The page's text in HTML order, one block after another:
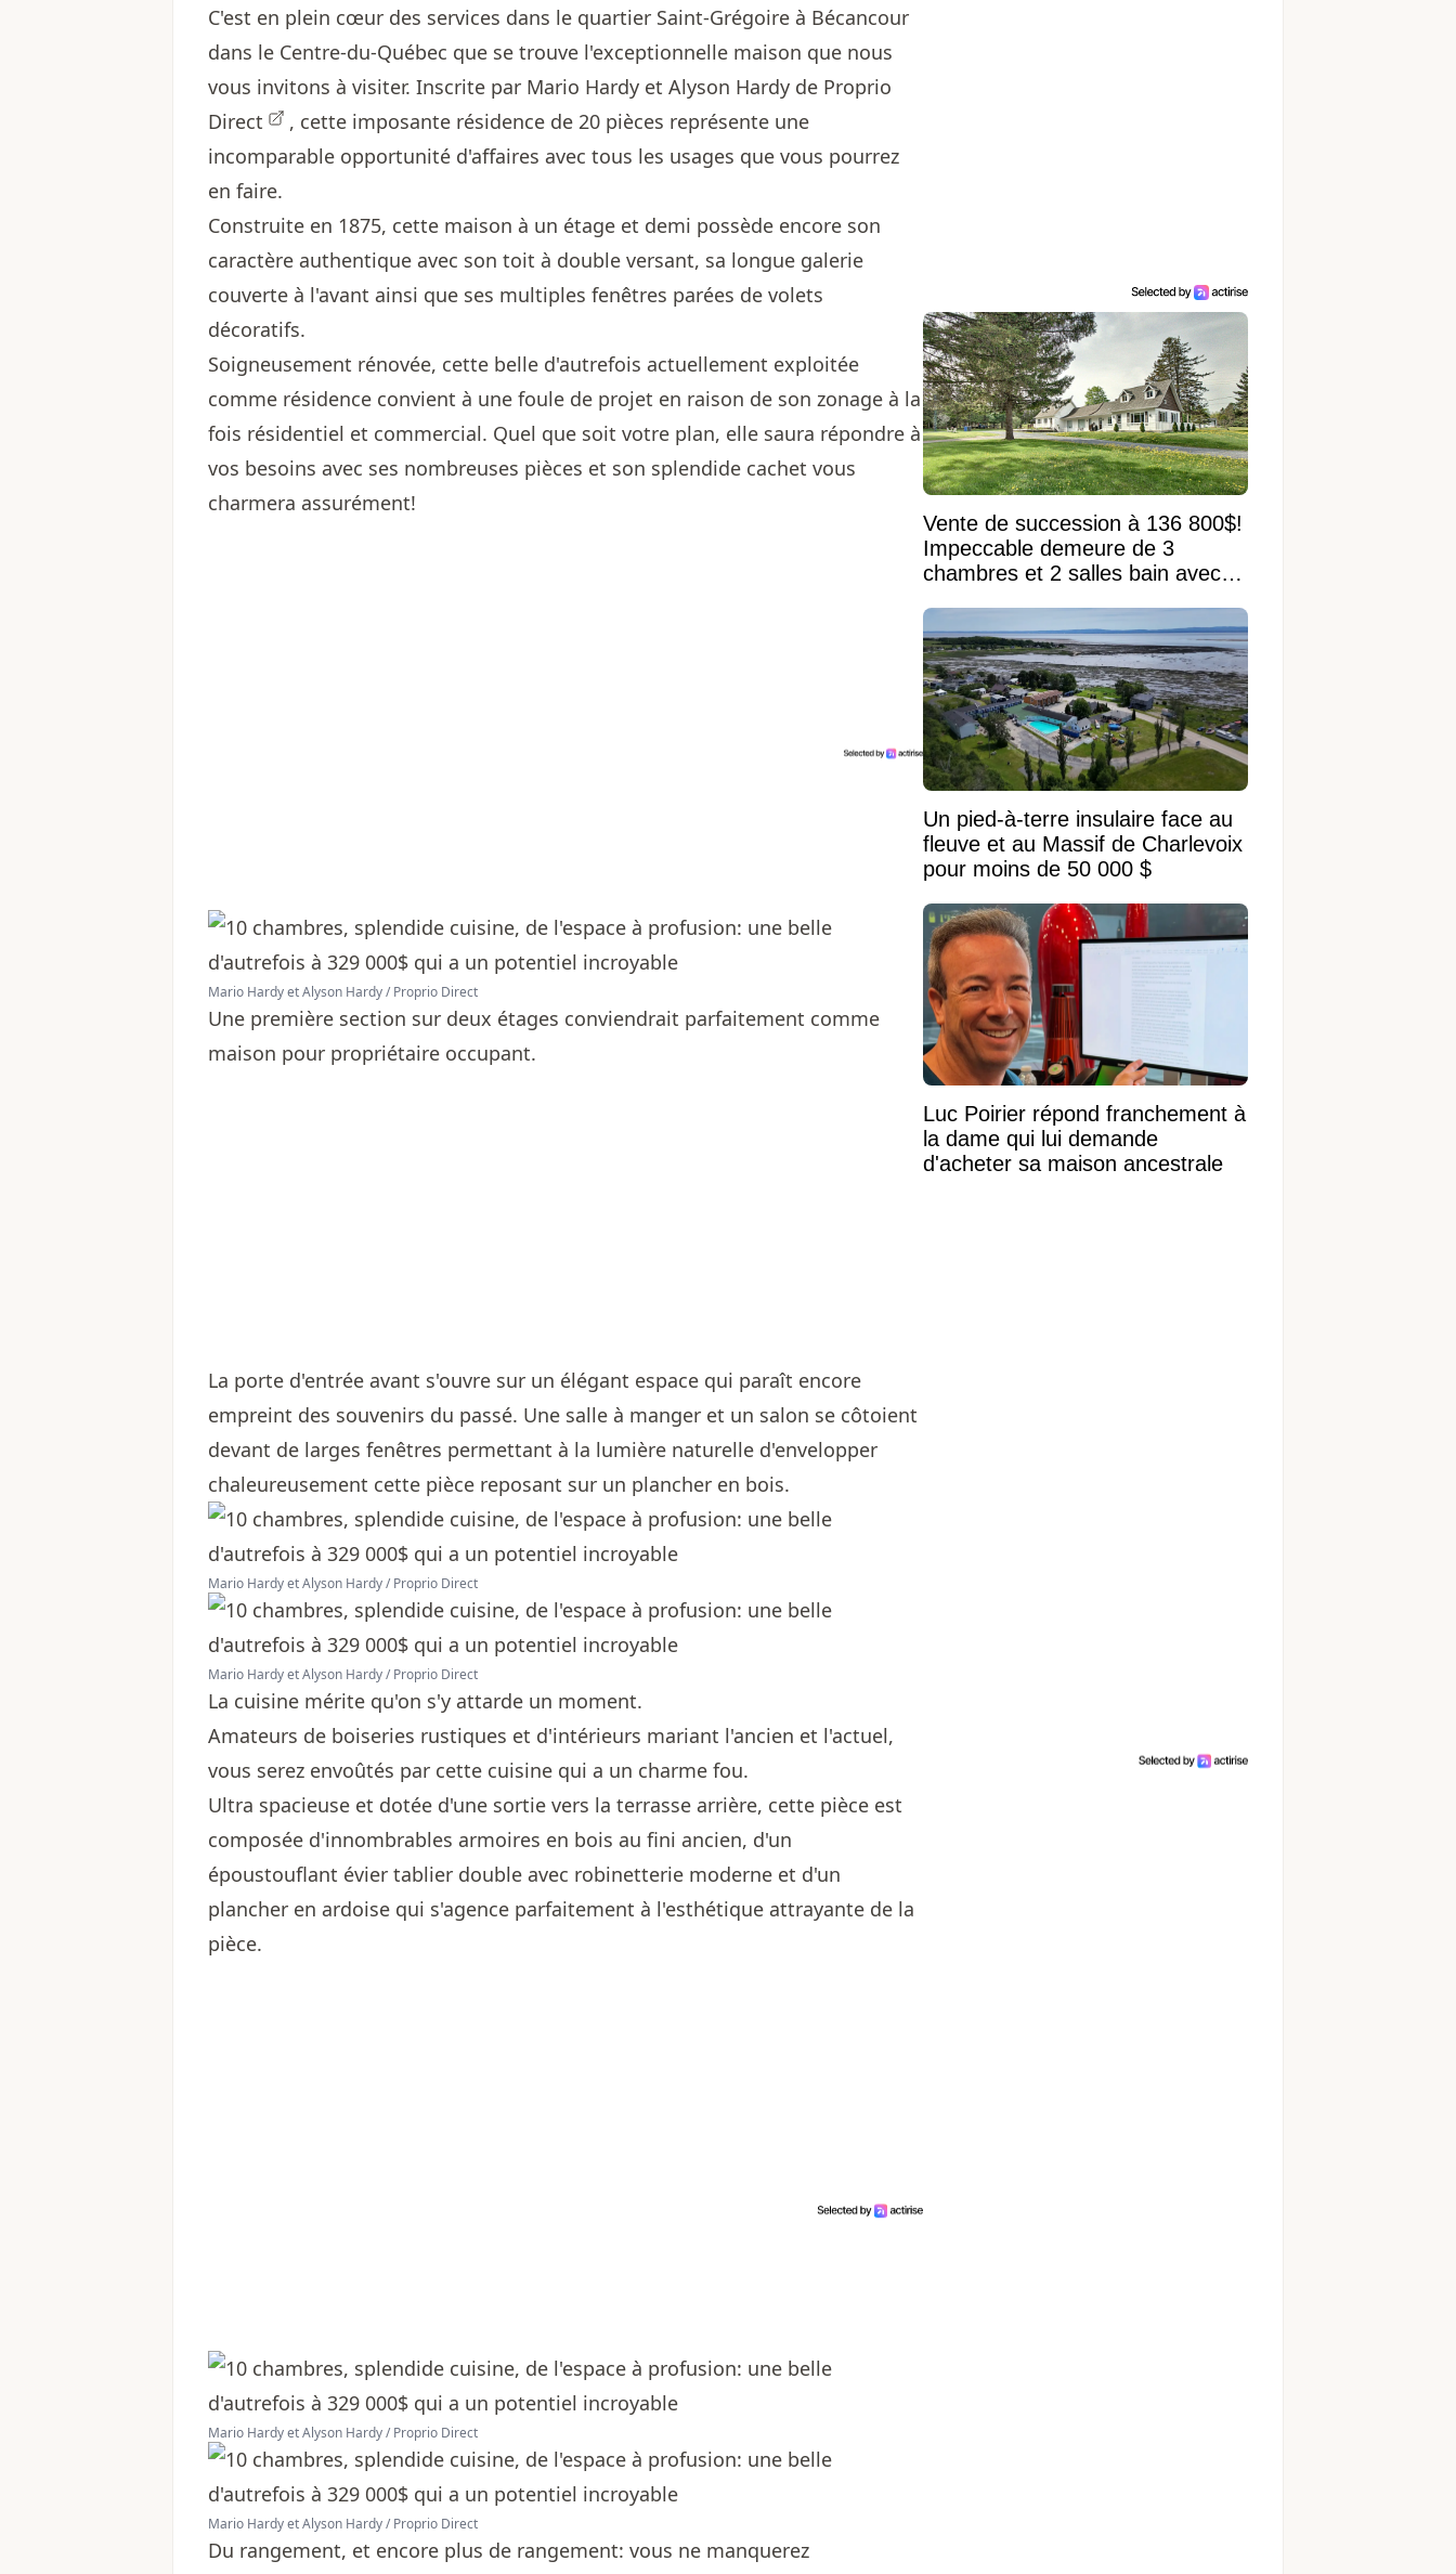
C'est en plein cœur des services dans le quartier Saint-Grégoire à Bécancour
dans le Centre-du-Québec que se trouve l'exceptionnelle maison que nous
vous invitons à visiter. Inscrite par Mario Hardy et Alyson Hardy de Proprio
Direct
, cette imposante résidence de 20 pièces représente une
incomparable opportunité d'affaires avec tous les usages que vous pourrez
en faire.
Construite en 1875, cette maison à un étage et demi possède encore son
caractère authentique avec son toit à double versant, sa longue galerie
couverte à l'avant ainsi que ses multiples fenêtres parées de volets
décoratifs.
Soigneusement rénovée, cette belle d'autrefois actuellement exploitée
comme résidence convient à une foule de projet en raison de son zonage à la
fois résidentiel et commercial. Quel que soit votre plan, elle saura répondre à
vos besoins avec ses nombreuses pièces et son splendide cachet vous
charmera assurément!
Mario Hardy et Alyson Hardy / Proprio Direct
Une première section sur deux étages conviendrait parfaitement comme
maison pour propriétaire occupant.
La porte d'entrée avant s'ouvre sur un élégant espace qui paraît encore
empreint des souvenirs du passé. Une salle à manger et un salon se côtoient
devant de larges fenêtres permettant à la lumière naturelle d'envelopper
chaleureusement cette pièce reposant sur un plancher en bois.
Mario Hardy et Alyson Hardy / Proprio Direct
Mario Hardy et Alyson Hardy / Proprio Direct
La cuisine mérite qu'on s'y attarde un moment.
Amateurs de boiseries rustiques et d'intérieurs mariant l'ancien et l'actuel,
vous serez envoûtés par cette cuisine qui a un charme fou.
Ultra spacieuse et dotée d'une sortie vers la terrasse arrière, cette pièce est
composée d'innombrables armoires en bois au fini ancien, d'un
époustouflant évier tablier double avec robinetterie moderne et d'un
plancher en ardoise qui s'agence parfaitement à l'esthétique attrayante de la
pièce.
Mario Hardy et Alyson Hardy / Proprio Direct
Mario Hardy et Alyson Hardy / Proprio Direct
Du rangement, et encore plus de rangement: vous ne manquerez
Vente de succession à 136 800$!
Impeccable demeure de 3
chambres et 2 salles bain avec
Un pied-à-terre insulaire face au
fleuve et au Massif de Charlevoix
pour moins de 50 000 $
Luc Poirier répond franchement à
la dame qui lui demande
d'acheter sa maison ancestrale